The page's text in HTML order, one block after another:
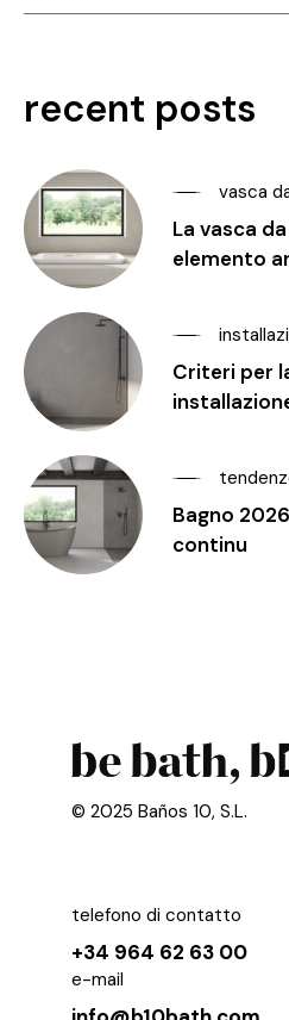
recent posts
vasca
La vasca
elemento
Criteri per
Bagno
continu
© 2025 Baños 10, S.L.
telefono di contatto
+34 964 62 63 00
e-mail